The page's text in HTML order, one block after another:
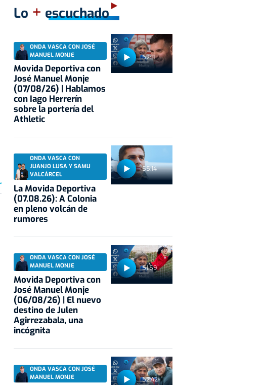
Lo + escuchado
52:11
ONDA VASCA CON JOSÉ
MANUEL MONJE
Movida Deportiva con
José Manuel Monje
(07/08/26) | Hablamos
con Iago Herrerín
sobre la portería del
Athletic
55:14
ONDA VASCA CON
JUANJO LUSA Y SAMU
VALCÁRCEL
La Movida Deportiva
(07.08.26): A Colonia
en pleno volcán de
rumores
51:59
ONDA VASCA CON JOSÉ
MANUEL MONJE
Movida Deportiva con
José Manuel Monje
(06/08/26) | El nuevo
destino de Julen
Agirrezabala, una
incógnita
52:42
ONDA VASCA CON JOSÉ
MANUEL MONJE